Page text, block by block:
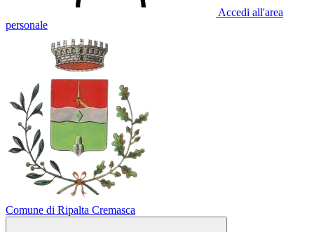
Accedi all'area
personale
Comune di Ripalta Cremasca